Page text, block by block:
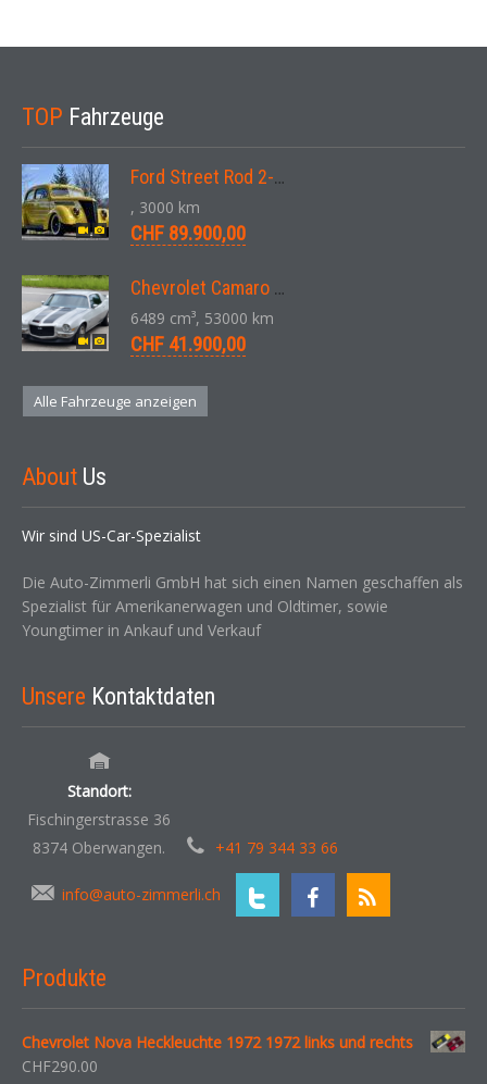
TOP Fahrzeuge
Ford Street Rod 2-Door V8 Aut. 1937
, 3000 km
CHF 89.900,00
Chevrolet Camaro SS 396 LS3 Coupe Aut. 1971
6489 cm³, 53000 km
CHF 41.900,00
Alle Fahrzeuge anzeigen
About Us
Wir sind US-Car-Spezialist
Die Auto-Zimmerli GmbH hat sich einen Namen geschaffen als
Spezialist für Amerikanerwagen und Oldtimer, sowie
Youngtimer in Ankauf und Verkauf
Unsere Kontaktdaten
Standort:
Fischingerstrasse 36
8374 Oberwangen.
+41 79 344 33 66
info@auto-zimmerli.ch
Produkte
Chevrolet Nova Heckleuchte 1972 1972 links und rechts
CHF290.00